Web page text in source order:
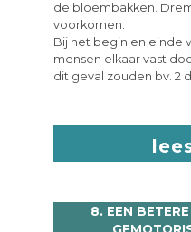
de bloembakken.
voorkomen.
Bij het begin en einde
mensen elkaar vast
dit geval zouden bv. 2
8. EEN